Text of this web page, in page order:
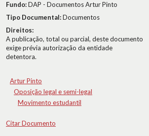
Fundo:DAP - Documentos Artur Pinto
Tipo Documental:Documentos
Direitos:
A publicação, total ou parcial, deste documento
exige prévia autorização da entidade
detentora.
Artur Pinto
Oposição legal e semi-legal
Movimento estudantil
Citar Documento